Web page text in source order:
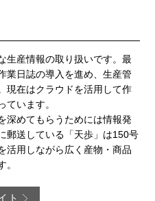
生産情報の取り扱いです。最
業日誌の導入を進め、生産管
現在はクラウドを活用して作
ています。
深めてもらうためには情報発
郵送している「天歩」は150号
活用しながら広く産物・商品
。
ト